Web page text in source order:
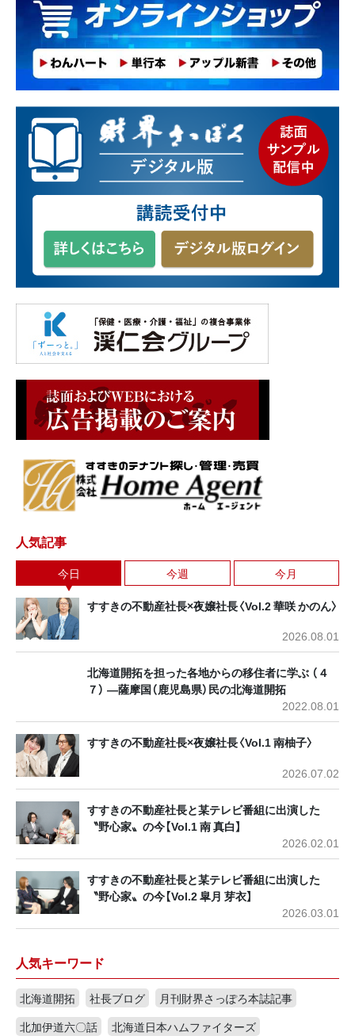
人気記事
今日 今週 今月
すすきの不動産社長×夜嬢社長〈Vol.2 華咲 かのん〉
2026.08.01
北海道開拓を担った各地からの移住者に学ぶ （４
７） ―薩摩国（鹿児島県）民の北海道開拓
2022.08.01
すすきの不動産社長×夜嬢社長〈Vol.1 南柚子〉
2026.07.02
すすきの不動産社長と某テレビ番組に出演した
〝野心家〟の今【Vol.1 南 真白】
2026.02.01
すすきの不動産社長と某テレビ番組に出演した
〝野心家〟の今【Vol.2 皐月 芽衣】
2026.03.01
人気キーワード
北海道開拓 社長ブログ
月刊財界さっぽろ本誌記事
北加伊道六〇話
北海道日本ハムファイターズ